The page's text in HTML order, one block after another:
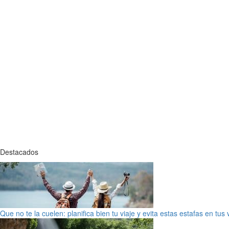
Destacados
Que no te la cuelen: planifica bien tu viaje y evita estas estafas en tus